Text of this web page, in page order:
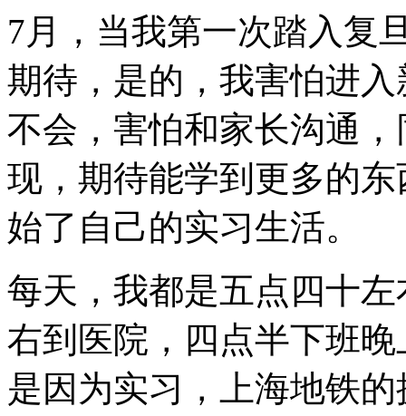
7月，当我第一次踏入复
期待，是的，我害怕进
不会，害怕和家长沟通
现，期待能学到更多的
始了自己的实习生活。
每天，我都是五点四十
右到医院，四点半下班
是因为实习，上海地铁